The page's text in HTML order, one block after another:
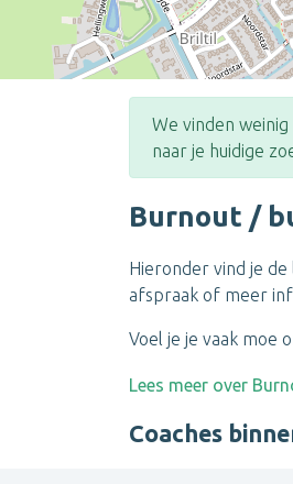
We vinden
naar je huidige
Burnout /
Hieronder vind je de
afspraak of meer
Voel je je vaak moe
Lees meer over
Coaches